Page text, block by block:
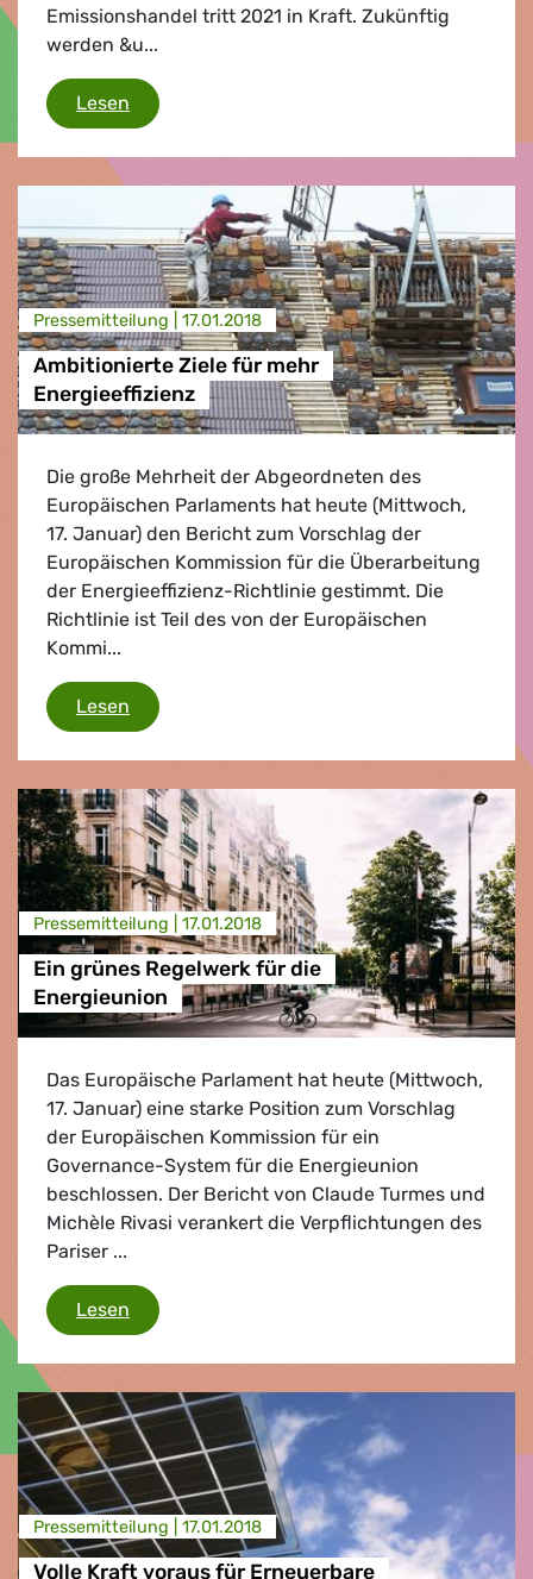
Emissionshandel tritt 2021 in Kraft. Zukünftig
werden &u...
Lesen Klimaschutzinstrument könnte
Presse­mitteilung | 17.01.2018
Ambitionierte Ziele für mehr
Energieeffizienz
Die große Mehrheit der Abgeordneten des
Europäischen Parlaments hat heute (Mittwoch,
17. Januar) den Bericht zum Vorschlag der
Europäischen Kommission für die Überarbeitung
der Energieeffizienz-Richtlinie gestimmt. Die
Richtlinie ist Teil des von der Europäischen
Kommi...
Lesen Ambitionierte Ziele für mehr Energieeffizienz
Presse­mitteilung | 17.01.2018
Ein grünes Regelwerk für die
Energieunion
Das Europäische Parlament hat heute (Mittwoch,
17. Januar) eine starke Position zum Vorschlag
der Europäischen Kommission für ein
Governance-System für die Energieunion
beschlossen. Der Bericht von Claude Turmes und
Michèle Rivasi verankert die Verpflichtungen des
Pariser ...
Lesen Ein grünes Regelwerk für die Energieunion
Presse­mitteilung | 17.01.2018
Volle Kraft voraus für Erneuerbare